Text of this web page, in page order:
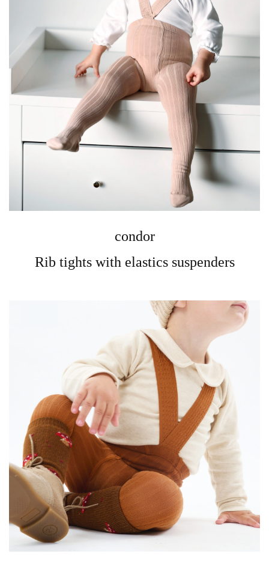
condor
Rib tights with elastics suspenders